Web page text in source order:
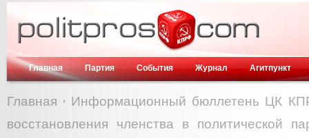
Главная Партия События Журнал Агитпункт
Главная
Информационный бюллетень ЦК
восстановления членства в политической